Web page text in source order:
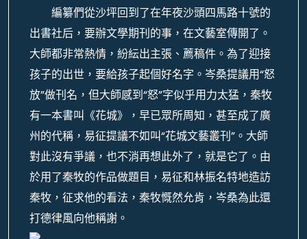
編纂們從沙坪回到了在年夜沙頭四馬路十號的
出書社后，要辦文學期刊的事，在文藝室傳開了。
大師都非常熱情，紛紜出主張、薦稿件。為了迎接
孩子的出世，要給孩子起個好名字。岑桑提議用“怒
放”做刊名，但大師感到“怒”字似乎用力太猛，秦牧
有一本書叫《花城》，早已眾所周知，甚至成了廣
州的代稱，易征提議不如叫“花城文藝叢刊”。大師
對此沒有爭議，也不消再想此外了，就是它了。由
於用了秦牧的作品做題目，易征和林振名特地造訪
秦牧，征求他的看法，秦牧慨然允肯，岑桑為此還
打德律風向他稱謝。